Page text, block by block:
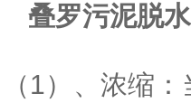
叠罗污泥脱
（1）、浓缩